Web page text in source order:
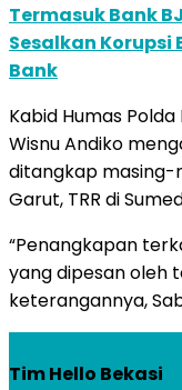
Termasuk Bank
Sesalkan Korupsi
Bank
Kabid Humas
Wisnu Andiko
ditangkap masing-
Garut, TRR di
“Penangkapan
yang dipesan oleh
keterangannya,
Tim Hello Bekasi